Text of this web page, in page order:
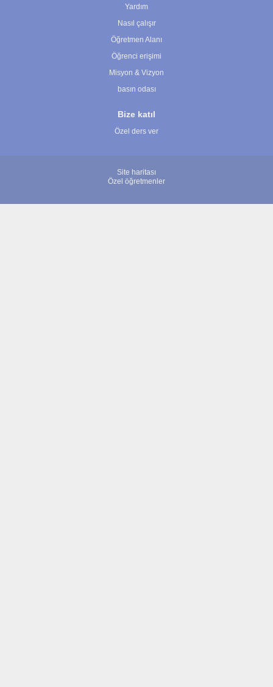
Yardım
Nasıl çalışır
Öğretmen Alanı
Öğrenci erişimi
Misyon & Vizyon
basın odası
Bize katıl
Özel ders ver
Site haritası
Özel öğretmenler